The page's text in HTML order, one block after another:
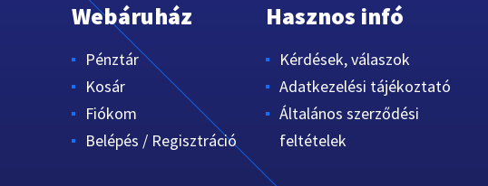
Webáruház
Pénztár
Kosár
Fiókom
Belépés / Regisztráció
Hasznos infó
Kérdések, válaszok
Adatkezelési tájékoztató
Általános szerződési
feltételek